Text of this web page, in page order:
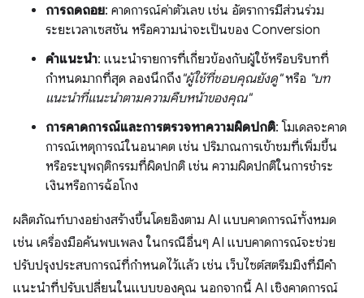
การถดถอย: คาดการณ์ค่าตัวเลข เช่น อัตราการมีส่วนร่วม
ระยะเวลาเซสชัน หรือความน่าจะเป็นของ Conversion
คำแนะนำ: แนะนำรายการที่เกี่ยวข้องกับผู้ใช้หรือบริบทที่
กำหนดมากที่สุด ลองนึกถึง "ผู้ใช้ที่ชอบคุณยังดู"หรือ "บท
แนะนำที่แนะนำตามความคืบหน้าของคุณ"
การคาดการณ์และการตรวจหาความผิดปกติ: โมเดลจะคาด
การณ์เหตุการณ์ในอนาคต เช่น ปริมาณการเข้าชมที่เพิ่มขึ้น
หรือระบุพฤติกรรมที่ผิดปกติ เช่น ความผิดปกติในการชำระ
เงินหรือการฉ้อโกง
ผลิตภัณฑ์บางอย่างสร้างขึ้นโดยอิงตาม AI แบบคาดการณ์ทั้งหมด
เช่น เครื่องมือค้นพบเพลง ในกรณีอื่นๆ AI แบบคาดการณ์จะช่วย
ปรับปรุงประสบการณ์ที่กำหนดไว้แล้ว เช่น เว็บไซต์สตรีมมิงที่มีคำ
แนะนำที่ปรับเปลี่ยนในแบบของคุณ นอกจากนี้ AI เชิงคาดการณ์